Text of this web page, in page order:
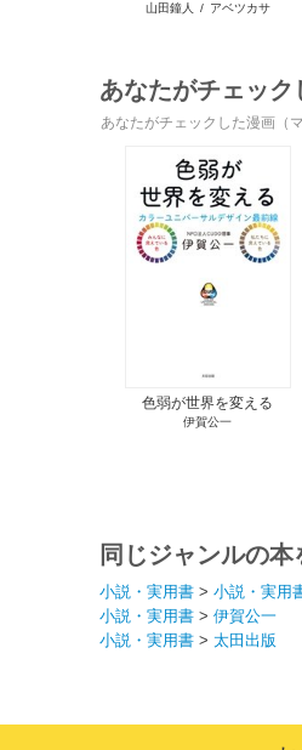
山田鐘人 / アベツカサ
あなたがチェック
あなたがチェックした漫画（
色弱が世界を変える
伊賀公一
同じジャンルの本
小説・実用書 > 小説・実用
小説・実用書 > 伊賀公一
小説・実用書 > 太田出版